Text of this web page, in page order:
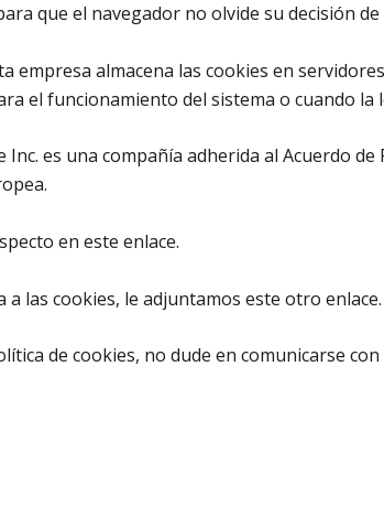
que el navegador no olvide su decisión
empresa almacena las cookies en
el funcionamiento del sistema o cuando la
Inc. es una compañía adherida al Acuerdo
en este enlace.
las cookies, le adjuntamos este otro enlace.
de cookies, no dude en comunicarse